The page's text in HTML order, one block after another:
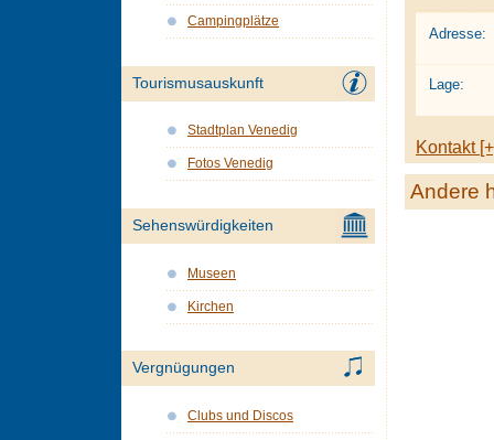
Adresse:
Lage:
Kontakt
Andere
Campingplätze
Tourismusauskunft
Stadtplan Venedig
Fotos Venedig
Sehenswürdigkeiten
Museen
Kirchen
Vergnügungen
Clubs und Discos